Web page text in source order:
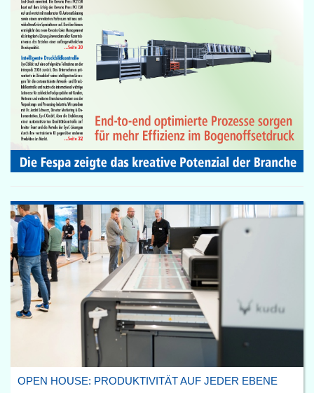
OPEN HOUSE: PRODUKTIVITÄT AUF JEDER EBENE